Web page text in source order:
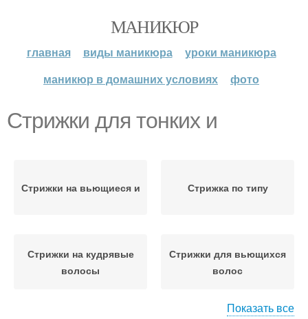
МАНИКЮР
главная виды маникюра
уроки маникюра
маникюр в домашних условиях
фото
Стрижки для тонких и
Стрижки на вьющиеся и Стрижка по типу
Стрижки на кудрявые
волосы
Стрижки для вьющихся
волос
Показать все